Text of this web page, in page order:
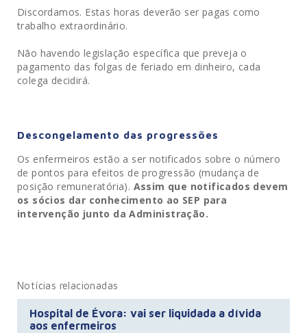
Discordamos. Estas horas deverão ser pagas como
trabalho extraordinário.
Não havendo legislação específica que preveja o
pagamento das folgas de feriado em dinheiro, cada
colega decidirá.
Descongelamento das progressões
Os enfermeiros estão a ser notificados sobre o número
de pontos para efeitos de progressão (mudança de
posição remuneratória). Assim que notificados devem
os sócios dar conhecimento ao SEP para
intervenção junto da Administração.
Notícias relacionadas
Hospital de Évora: vai ser liquidada a dívida
aos enfermeiros